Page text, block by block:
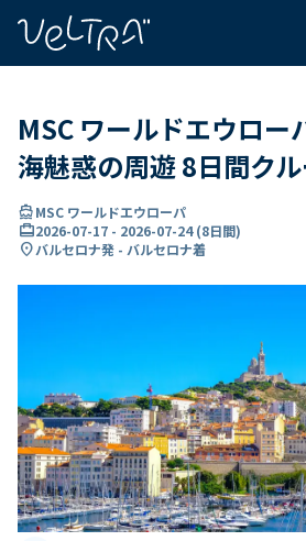
MSC ワールドエウロー
海魅惑の周遊 8日間ク
directions_boatMSC ワールドエウローパ
card_travel2026-07-17 - 2026-07-24(8日間)
location_onバルセロナ発 - バルセロナ着